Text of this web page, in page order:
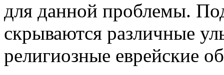
для данной проблемы.
скрываются различные
религиозные еврейские